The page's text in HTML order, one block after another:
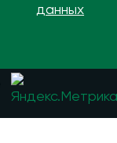
данных